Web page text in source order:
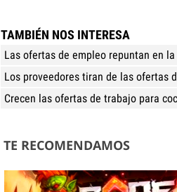
TAMBIÉN NOS INTERESA
Las ofertas de empleo repuntan en
Los proveedores tiran de las ofertas
Crecen las ofertas de trabajo para
TE RECOMENDAMOS